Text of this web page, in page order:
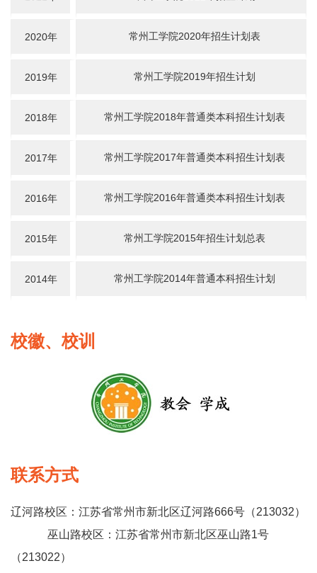
2020年 常州工学院2020年招生计划表
2019年 常州工学院2019年招生计划
2018年 常州工学院2018年普通类本科招生计划表
2017年 常州工学院2017年普通类本科招生计划表
2016年 常州工学院2016年普通类本科招生计划表
2015年 常州工学院2015年招生计划总表
2014年 常州工学院2014年普通本科招生计划
校徽、校训
联系方式
辽河路校区：江苏省常州市新北区辽河路666号（213032）
巫山路校区：江苏省常州市新北区巫山路1号
（213022）